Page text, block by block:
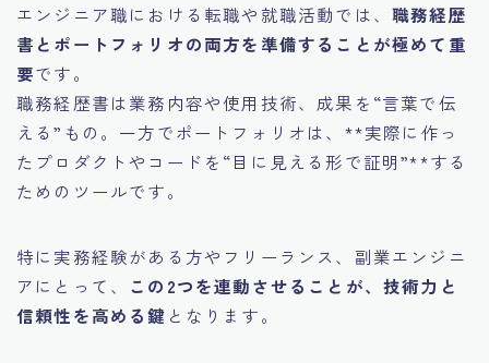
エンジニア職における転職や就職活動では、職務経歴
書とポートフォリオの両方を準備することが極めて重
要です。
職務経歴書は業務内容や使用技術、成果を“言葉で伝
える”もの。一方でポートフォリオは、**実際に作っ
たプロダクトやコードを“目に見える形で証明”**する
ためのツールです。
特に実務経験がある方やフリーランス、副業エンジニ
アにとって、 この2つを連動させることが、技術力と
信頼性を高める鍵 となります。